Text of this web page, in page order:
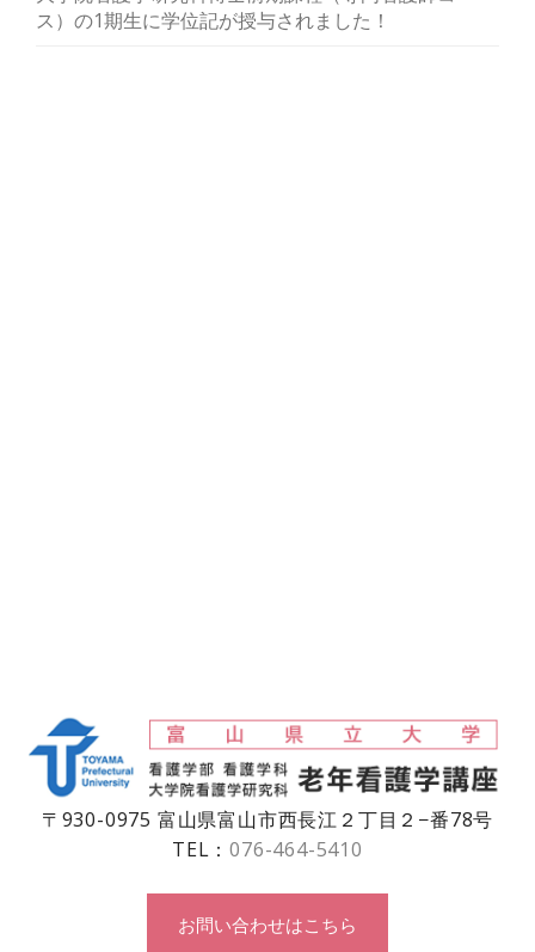
ス）の1期生に学位記が授与されました！
〒930-0975 富山県富山市西長江２丁目２−番78号
TEL：076-464-5410
お問い合わせはこちら